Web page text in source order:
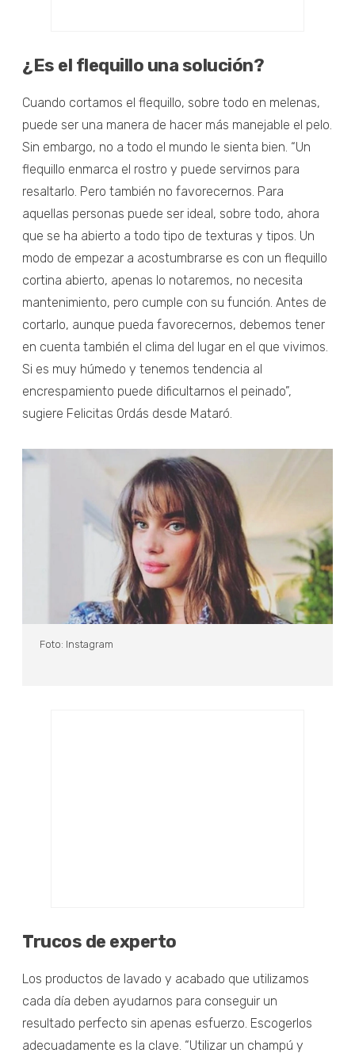
¿Es el flequillo una solución?
Cuando cortamos el flequillo, sobre todo en melenas,
puede ser una manera de hacer más manejable el pelo.
Sin embargo, no a todo el mundo le sienta bien. “Un
flequillo enmarca el rostro y puede servirnos para
resaltarlo. Pero también no favorecernos. Para
aquellas personas puede ser ideal, sobre todo, ahora
que se ha abierto a todo tipo de texturas y tipos. Un
modo de empezar a acostumbrarse es con un flequillo
cortina abierto, apenas lo notaremos, no necesita
mantenimiento, pero cumple con su función. Antes de
cortarlo, aunque pueda favorecernos, debemos tener
en cuenta también el clima del lugar en el que vivimos.
Si es muy húmedo y tenemos tendencia al
encrespamiento puede dificultarnos el peinado”,
sugiere Felicitas Ordás desde Mataró.
Foto: Instagram
Trucos de experto
Los productos de lavado y acabado que utilizamos
cada día deben ayudarnos para conseguir un
resultado perfecto sin apenas esfuerzo. Escogerlos
adecuadamente es la clave. “Utilizar un champú y